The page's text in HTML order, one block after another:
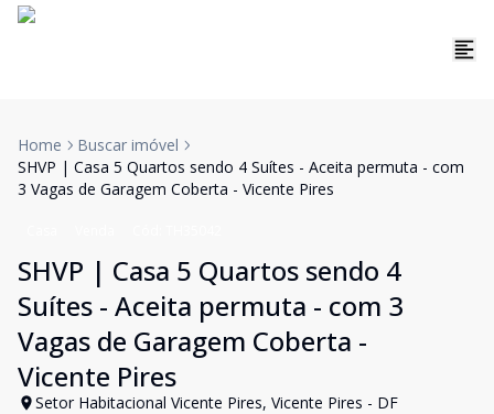
Home
Buscar imóvel
SHVP | Casa 5 Quartos sendo 4 Suítes - Aceita permuta - com
3 Vagas de Garagem Coberta - Vicente Pires
SHVP | Casa 5 Quartos sendo 4
Suítes - Aceita permuta - com 3
Vagas de Garagem Coberta -
Vicente Pires
Setor Habitacional Vicente Pires, Vicente Pires - DF